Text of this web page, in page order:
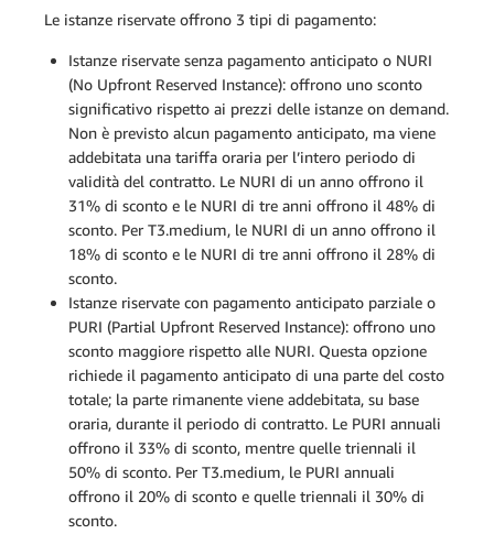
Le istanze riservate offrono 3 tipi di pagamento:
Istanze riservate senza pagamento anticipato o NURI
(No Upfront Reserved Instance): offrono uno sconto
significativo rispetto ai prezzi delle istanze on demand.
Non è previsto alcun pagamento anticipato, ma viene
addebitata una tariffa oraria per l’intero periodo di
validità del contratto. Le NURI di un anno offrono il
31% di sconto e le NURI di tre anni offrono il 48% di
sconto. Per T3.medium, le NURI di un anno offrono il
18% di sconto e le NURI di tre anni offrono il 28% di
sconto.
Istanze riservate con pagamento anticipato parziale o
PURI (Partial Upfront Reserved Instance): offrono uno
sconto maggiore rispetto alle NURI. Questa opzione
richiede il pagamento anticipato di una parte del costo
totale; la parte rimanente viene addebitata, su base
oraria, durante il periodo di contratto. Le PURI annuali
offrono il 33% di sconto, mentre quelle triennali il
50% di sconto. Per T3.medium, le PURI annuali
offrono il 20% di sconto e quelle triennali il 30% di
sconto.